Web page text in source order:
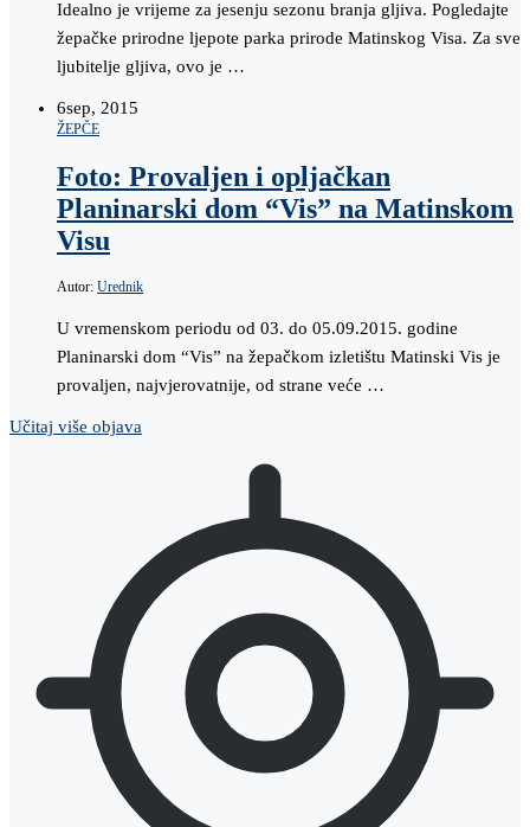
Idealno je vrijeme za jesenju sezonu branja gljiva. Pogledajte
žepačke prirodne ljepote parka prirode Matinskog Visa. Za sve
ljubitelje gljiva, ovo je …
6sep, 2015
ŽEPČE
Foto: Provaljen i opljačkan
Planinarski dom “Vis” na Matinskom
Visu
Autor: Urednik
U vremenskom periodu od 03. do 05.09.2015. godine
Planinarski dom “Vis” na žepačkom izletištu Matinski Vis je
provaljen, najvjerovatnije, od strane veće …
Učitaj više objava